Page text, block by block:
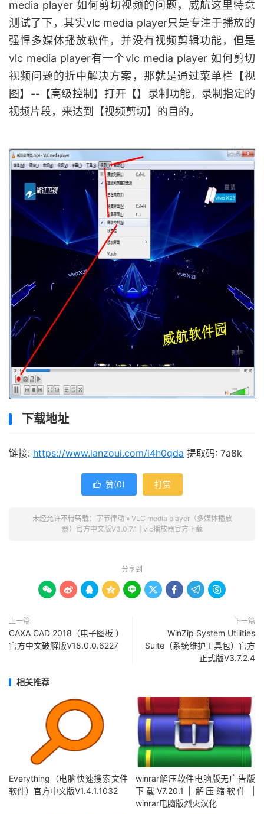
media player 如何剪切视频的问题，威航这里特意
测试了下，其实vlc media player只是专注于播放的
强悍多媒体播放软件，并没有视频剪辑功能，但是
vlc media player有一个vlc media player 如何剪切
视频问题的折中解决方案，那就是通过菜单栏【视
图】--【高级控制】打开【】录制功能，录制指定的
视频片段，来达到【视频剪切】的目的。
下载地址
链接: https://www.lanzoui.com/i4h0qda 提取码: 7a8k
 赞(0) 打赏
未经允许不得转载： 字节律动» VLC media player（多媒体播放
器）官方中文版V3.0.7.1 | vlc播放器官方下载
分享到
        
上一篇
CAXA CAD 2018（电子图板 ）
官方中文破解版V18.0.0.6227
下一篇
WinZip System Utilities
Suite（系统维护工具包）官方
正式版V3.7.2.4
相关推荐
Everything（电脑快速搜索文件
软件）官方中文版V1.4.1.1032
winrar解压软件电脑版无广告版
下载V7.20.1 | 解压缩软件 |
winrar电脑版烈火汉化